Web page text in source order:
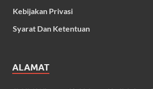
Kebijakan Privasi
Syarat Dan Ketentuan
ALAMAT